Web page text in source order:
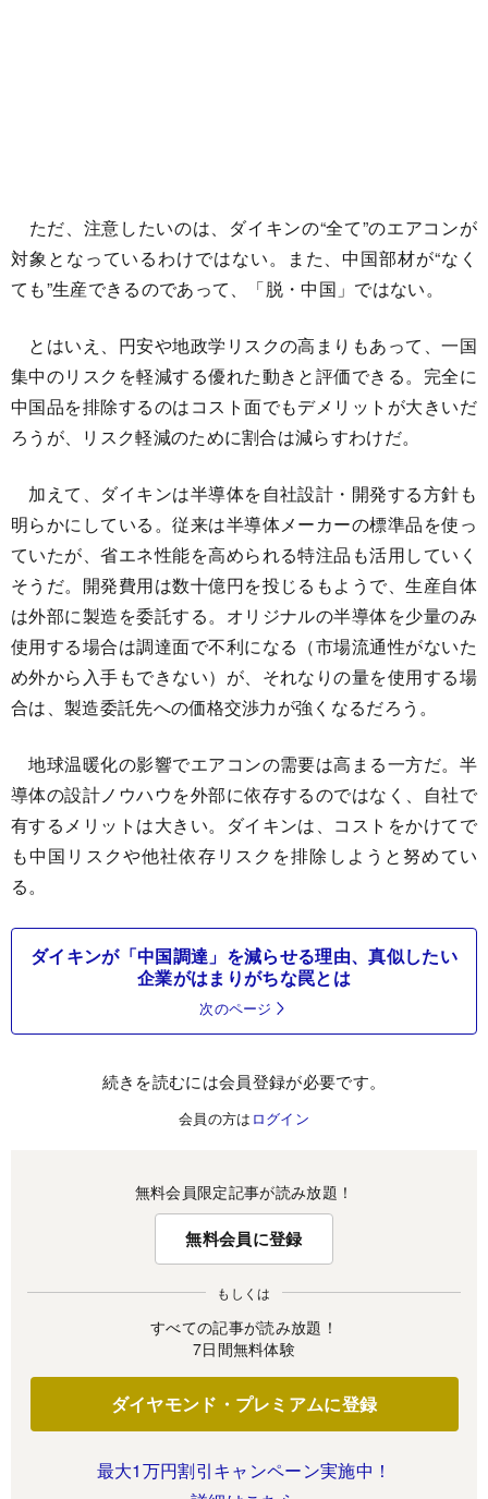
ただ、注意したいのは、ダイキンの“全て”のエアコンが
対象となっているわけではない。また、中国部材が“なく
ても”生産できるのであって、「脱・中国」ではない。
とはいえ、円安や地政学リスクの高まりもあって、一国
集中のリスクを軽減する優れた動きと評価できる。完全に
中国品を排除するのはコスト面でもデメリットが大きいだ
ろうが、リスク軽減のために割合は減らすわけだ。
加えて、ダイキンは半導体を自社設計・開発する方針も
明らかにしている。従来は半導体メーカーの標準品を使っ
ていたが、省エネ性能を高められる特注品も活用していく
そうだ。開発費用は数十億円を投じるもようで、生産自体
は外部に製造を委託する。オリジナルの半導体を少量のみ
使用する場合は調達面で不利になる（市場流通性がないた
め外から入手もできない）が、それなりの量を使用する場
合は、製造委託先への価格交渉力が強くなるだろう。
地球温暖化の影響でエアコンの需要は高まる一方だ。半
導体の設計ノウハウを外部に依存するのではなく、自社で
有するメリットは大きい。ダイキンは、コストをかけてで
も中国リスクや他社依存リスクを排除しようと努めてい
る。
ダイキンが「中国調達」を減らせる理由、真似したい
企業がはまりがちな罠とは
次のページ
続きを読むには会員登録が必要です。
会員の方は ログイン
無料会員限定記事が読み放題！
無料会員に登録
もしくは
すべての記事が読み放題！
7日間無料体験
ダイヤモンド・プレミアムに登録
最大1万円割引キャンペーン実施中！